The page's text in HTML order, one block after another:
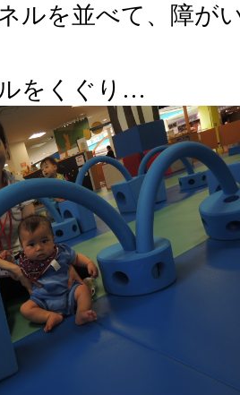
ルを並べて、障が
をくぐり…